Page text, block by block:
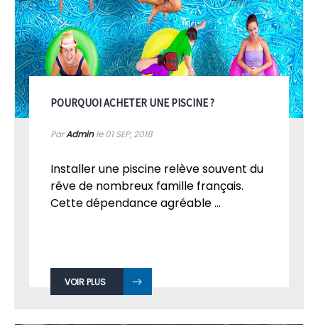
POURQUOI ACHETER UNE PISCINE ?
ParAdminle 01SEP, 2018
Installer une piscine relève souvent du
rêve de nombreux famille français.
Cette dépendance agréable ...
VOIR PLUS